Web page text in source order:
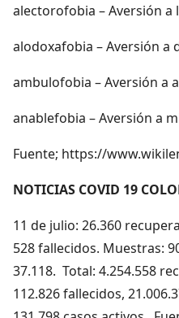
alectorofobia – Aversión a
alodoxafobia – Aversión a
ambulofobia – Aversión a
anablefobia – Aversión a
Fuente; https://
NOTICIAS COVID 19
11 de julio: 26.360
528 fallecidos. Muestras:
37.118. Total: 4.254.558
112.826 fallecidos,